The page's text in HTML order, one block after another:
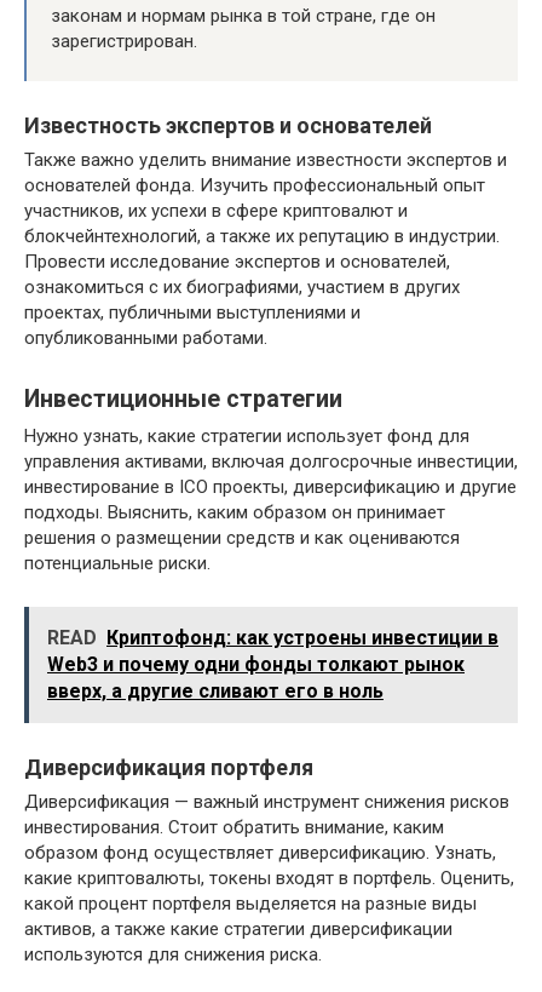
законам и нормам рынка в той стране, где он
зарегистрирован.
Известность экспертов и основателей
Также важно уделить внимание известности экспертов и
основателей фонда. Изучить профессиональный опыт
участников, их успехи в сфере криптовалют и
блокчейнтехнологий, а также их репутацию в индустрии.
Провести исследование экспертов и основателей,
ознакомиться с их биографиями, участием в других
проектах, публичными выступлениями и
опубликованными работами.
Инвестиционные стратегии
Нужно узнать, какие стратегии использует фонд для
управления активами, включая долгосрочные инвестиции,
инвестирование в ICO проекты, диверсификацию и другие
подходы. Выяснить, каким образом он принимает
решения о размещении средств и как оцениваются
потенциальные риски.
READ Криптофонд: как устроены инвестиции в
Web3 и почему одни фонды толкают рынок
вверх, а другие сливают его в ноль
Диверсификация портфеля
Диверсификация — важный инструмент снижения рисков
инвестирования. Стоит обратить внимание, каким
образом фонд осуществляет диверсификацию. Узнать,
какие криптовалюты, токены входят в портфель. Оценить,
какой процент портфеля выделяется на разные виды
активов, а также какие стратегии диверсификации
используются для снижения риска.